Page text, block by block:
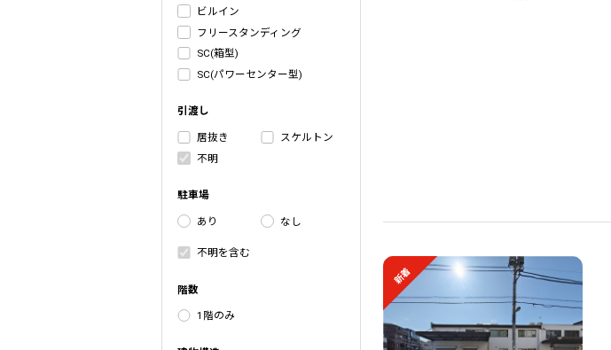
新着
ビルイン
フリースタンディング
SC(箱型)
SC(パワーセンター型)
引渡し
居抜き
スケルトン
不明
駐車場
あり なし
不明を含む
階数
1階のみ